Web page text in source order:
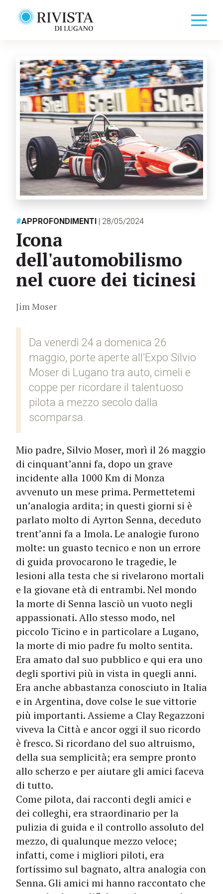
#APPROFONDIMENTI | 28/05/2024
Icona
dell'automobilismo
nel cuore dei ticinesi
Jim Moser
Da venerdì 24 a domenica 26
maggio, porte aperte all’Expo Silvio
Moser di Lugano tra auto, cimeli e
coppe per ricordare il talentuoso
pilota a mezzo secolo dalla
scomparsa.
Mio padre, Silvio Moser, morì il 26 maggio
di cinquant’anni fa, dopo un grave
incidente alla 1000 Km di Monza
avvenuto un mese prima. Permettetemi
un’analogia ardita; in questi giorni si è
parlato molto di Ayrton Senna, deceduto
trent’anni fa a Imola. Le analogie furono
molte: un guasto tecnico e non un errore
di guida provocarono le tragedie, le
lesioni alla testa che si rivelarono mortali
e la giovane età di entrambi. Nel mondo
la morte di Senna lasciò un vuoto negli
appassionati. Allo stesso modo, nel
piccolo Ticino e in particolare a Lugano,
la morte di mio padre fu molto sentita.
Era amato dal suo pubblico e qui era uno
degli sportivi più in vista in quegli anni.
Era anche abbastanza conosciuto in Italia
e in Argentina, dove colse le sue vittorie
più importanti. Assieme a Clay Regazzoni
viveva la Città e ancor oggi il suo ricordo
è fresco. Si ricordano del suo altruismo,
della sua semplicità; era sempre pronto
allo scherzo e per aiutare gli amici faceva
di tutto.
Come pilota, dai racconti degli amici e
dei colleghi, era straordinario per la
pulizia di guida e il controllo assoluto del
mezzo, di qualunque mezzo veloce;
infatti, come i migliori piloti, era
fortissimo sul bagnato, altra analogia con
Senna. Gli amici mi hanno raccontato che